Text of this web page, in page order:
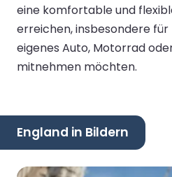
eine komfortable und
erreichen, insbesondere für
eigenes Auto, Motorrad
mitnehmen möchten.
England in Bildern